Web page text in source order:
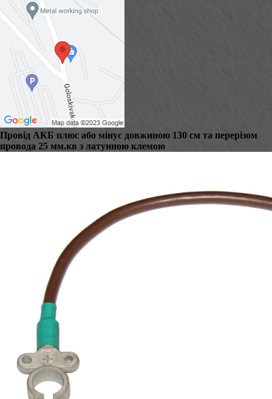
Провід АКБ плюс або мінус довжиною 130 см та перерізом
провода 25 мм.кв з латунною клемою